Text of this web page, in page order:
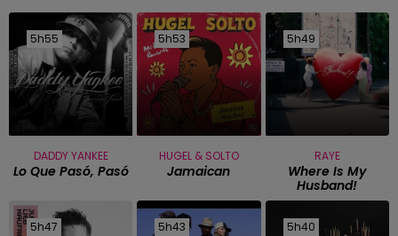
5h55
5h55
DADDY YANKEE
Lo Que Pasó, Pasó
5h53
5h53
HUGEL & SOLTO
Jamaican
5h49
5h49
RAYE
Where Is My
Husband!
5h47
5h47 5h43
5h43 5h40
5h40